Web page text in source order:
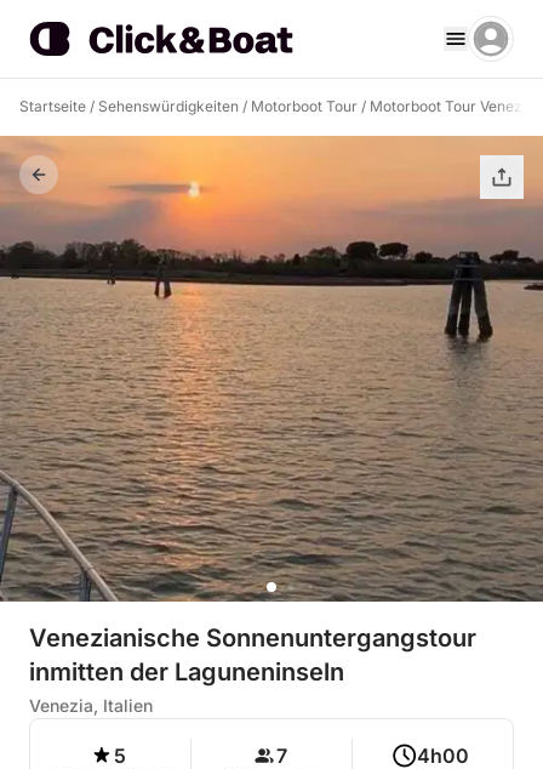
Startseite / Sehenswürdigkeiten / Motorboot Tour / Motorboot Tour Venezia
Venezianische Sonnenuntergangstour
inmitten der Laguneninseln
Venezia, Italien
5 7 4h00